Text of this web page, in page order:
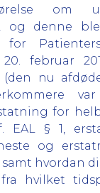
om
og denne
for
februar
(den nu
for
EAL § 1,
og
samt hvordan
hvilket